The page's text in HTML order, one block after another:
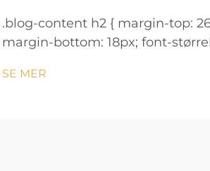
.blog-content h2 { margin-top:
margin-bottom: 18px; font-
linjeavstand: normal; } .blog-
SE MER